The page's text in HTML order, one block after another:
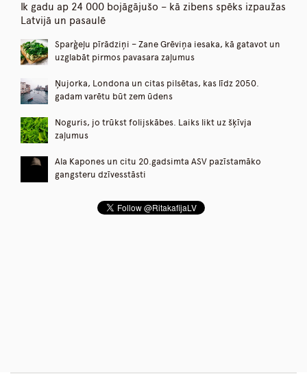
Ik gadu ap 24 000 bojāgājušo – kā zibens spēks izpaužas
Latvijā un pasaulē
Sparģeļu pīrādziņi – Zane Grēviņa iesaka, kā gatavot un
uzglabāt pirmos pavasara zaļumus
Ņujorka, Londona un citas pilsētas, kas līdz 2050.
gadam varētu būt zem ūdens
Noguris, jo trūkst folijskābes. Laiks likt uz šķīvja
zaļumus
Ala Kapones un citu 20.gadsimta ASV pazīstamāko
gangsteru dzīvesstāsti